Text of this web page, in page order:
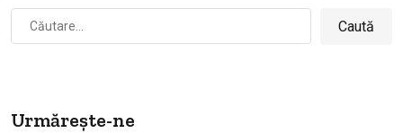
după:
Urmărește-ne